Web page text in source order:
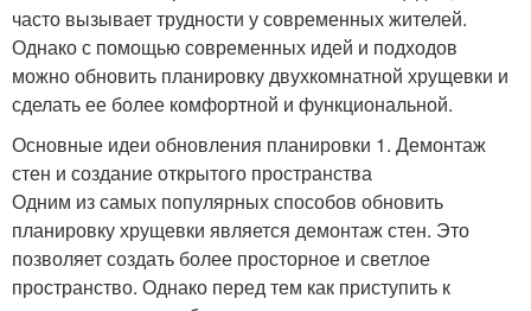
часто вызывает трудности у современных жителей.
Однако с помощью современных идей и подходов
можно обновить планировку двухкомнатной хрущевки и
сделать ее более комфортной и функциональной.
Основные идеи обновления планировки 1. Демонтаж
стен и создание открытого пространства
Одним из самых популярных способов обновить
планировку хрущевки является демонтаж стен. Это
позволяет создать более просторное и светлое
пространство. Однако перед тем как приступить к